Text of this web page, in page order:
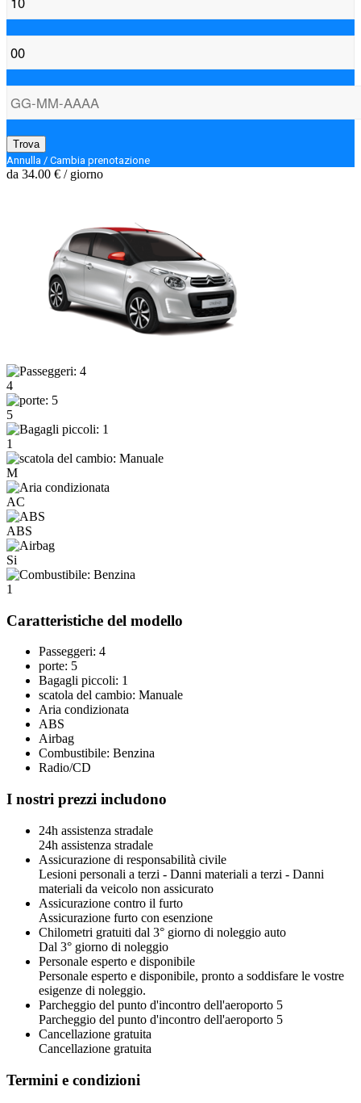
Trova
Annulla / Cambia prenotazione
da 34.00 € / giorno
4
5
1
M
AC
ABS
Si
1
Caratteristiche del modello
Passeggeri: 4
porte: 5
Bagagli piccoli: 1
scatola del cambio: Manuale
Aria condizionata
ABS
Airbag
Combustibile: Benzina
Radio/CD
I nostri prezzi includono
24h assistenza stradale
24h assistenza stradale
Assicurazione di responsabilità civile
Lesioni personali a terzi - Danni materiali a terzi - Danni
materiali da veicolo non assicurato
Assicurazione contro il furto
Assicurazione furto con esenzione
Chilometri gratuiti dal 3° giorno di noleggio auto
Dal 3° giorno di noleggio
Personale esperto e disponibile
Personale esperto e disponibile, pronto a soddisfare le vostre
esigenze di noleggio.
Parcheggio del punto d'incontro dell'aeroporto 5
Parcheggio del punto d'incontro dell'aeroporto 5
Cancellazione gratuita
Cancellazione gratuita
Termini e condizioni